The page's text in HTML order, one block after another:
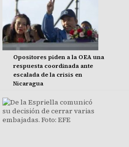
Opositores piden a la OEA una
respuesta coordinada ante
escalada de la crisis en
Nicaragua